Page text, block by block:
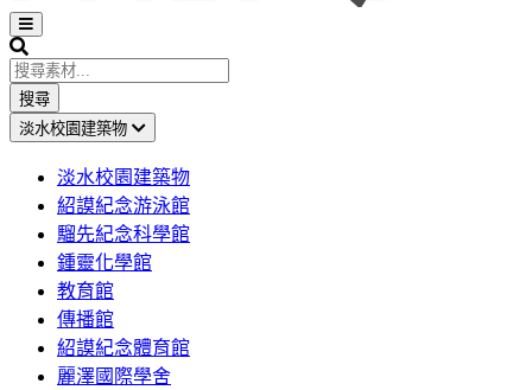
Open
sidebar
Search
搜尋
淡水校園建築物
淡水校園建築物
紹謨紀念游泳館
騮先紀念科學館
鍾靈化學館
教育館
傳播館
紹謨紀念體育館
麗澤國際學舍